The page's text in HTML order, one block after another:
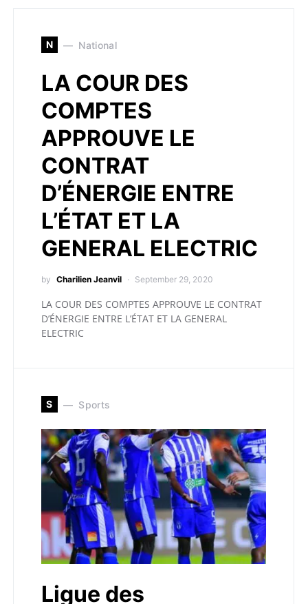
N National
LA COUR DES
COMPTES
APPROUVE LE
CONTRAT
D’ÉNERGIE ENTRE
L’ÉTAT ET LA
GENERAL ELECTRIC
by Charilien Jeanvil September 29, 2020
LA COUR DES COMPTES APPROUVE LE CONTRAT
D’ÉNERGIE ENTRE L’ÉTAT ET LA GENERAL
ELECTRIC
S Sports
Ligue des